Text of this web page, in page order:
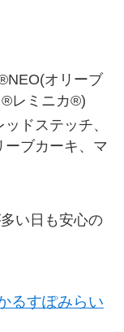
オリーブ
®レミニカ®)
ドステッチ、
ーブカーキ、マ
い日も安心の
るすぽみらい